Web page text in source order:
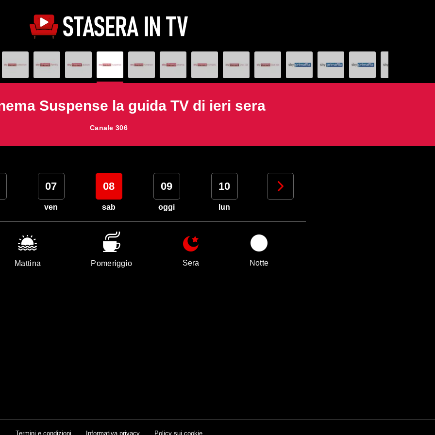
Suspense la guida TV di ieri sera
Canale 306
07
ven
08
sab
09
oggi
10
lun
11
Mattina Pomeriggio Sera Notte
Termini e condizioni Informativa privacy Policy sui cookie